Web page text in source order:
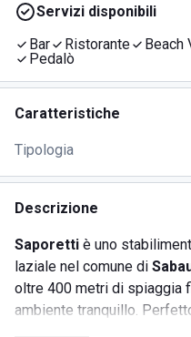
Servizi disponibili
Bar
Ristorante Beach
Pedalò
Caratteristiche
Tipologia
Descrizione
Saporetti è uno
laziale nel comune di
oltre 400 metri di spiaggia
ambiente tranquillo.